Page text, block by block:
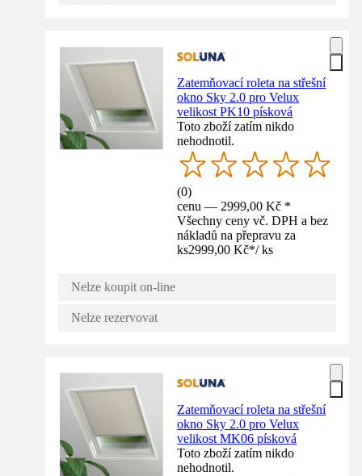
Zatemňovací roleta na střešní
okno Sky 2.0 pro Velux
velikost PK10 písková
Toto zboží zatím nikdo
nehodnotil.
(0)
cenu — 2999,00 Kč *
Všechny ceny vč. DPH a bez
nákladů na přepravu za
ks2999,00 Kč*/ ks
Nelze koupit on-line
Nelze rezervovat
Zatemňovací roleta na střešní
okno Sky 2.0 pro Velux
velikost MK06 písková
Toto zboží zatím nikdo
nehodnotil.